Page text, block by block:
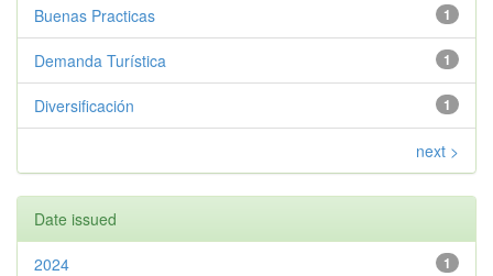
1
Buenas Practicas
1
Demanda Turística
1
Diversificación
next >
Date issued
1
2024